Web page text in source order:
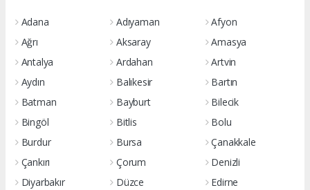
Adana Adıyaman
Afyon
Ağrı
Aksaray
Amasya
Antalya
Ardahan
Artvin
Aydın
Balıkesir
Bartın
Batman
Bayburt
Bilecik
Bingöl
Bitlis
Bolu
Burdur
Bursa
Çanakkale
Çankırı
Çorum
Denizli
Diyarbakır
Düzce
Edirne